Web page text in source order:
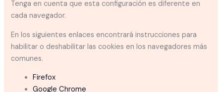
Tenga en cuenta que esta configuración es diferente en
cada navegador.
En los siguientes enlaces encontrará instrucciones para
habilitar o deshabilitar las cookies en los navegadores más
comunes.
Firefox
Google Chrome